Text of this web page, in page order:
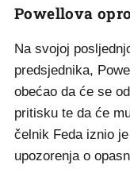
Powellova
Na svojoj
predsjednika,
obećao da će se
pritisku te da će
čelnik Feda iznio
upozorenja o